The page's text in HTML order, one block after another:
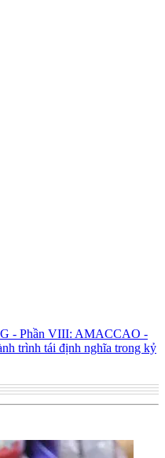
- Phần VIII: AMACCAO -
trình tái định nghĩa trong kỷ